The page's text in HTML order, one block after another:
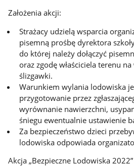
Założenia akcji:
Strażacy udzielą wsparcia
pisemną prośbę dyrektora
do której należy dołączyć
oraz zgodę właściciela terenu
ślizgawki.
Warunkiem wylania lodowiska
przygotowanie przez
wyrównanie nawierzchni,
śniegu ewentualnie ustawienie
Za bezpieczeństwo dzieci
lodowiska odpowiada
Akcja „Bezpieczne Lodowiska